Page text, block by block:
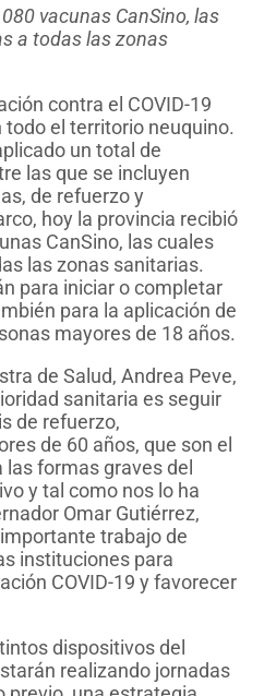
vacunas CanSino, las
a todas las zonas
contra el COVID-19
el territorio neuquino.
un total de
las que se incluyen
de refuerzo y
hoy la provincia recibió
CanSino, las cuales
las zonas sanitarias.
para iniciar o completar
para la aplicación de
mayores de 18 años.
de Salud, Andrea Peve,
sanitaria es seguir
de refuerzo,
de 60 años, que son el
formas graves del
y tal como nos lo ha
Omar Gutiérrez,
trabajo de
instituciones para
COVID-19 y favorecer
dispositivos del
realizando jornadas